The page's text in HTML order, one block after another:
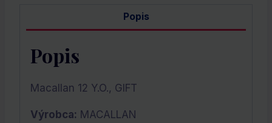
Popis
Popis
Macallan 12 Y.O., GIFT
Výrobca: MACALLAN